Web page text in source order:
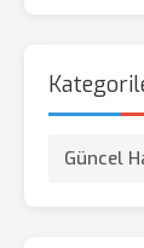
Güncel